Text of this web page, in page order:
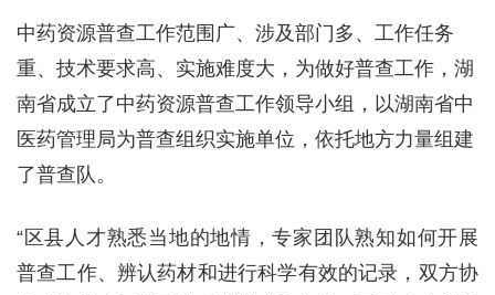
中药资源普查工作范围广、涉及部门多、工作任务
重、技术要求高、实施难度大，为做好普查工作，湖
南省成立了中药资源普查工作领导小组，以湖南省中
医药管理局为普查组织实施单位，依托地方力量组建
了普查队。
“区县人才熟悉当地的地情，专家团队熟知如何开展
普查工作、辨认药材和进行科学有效的记录，双方协